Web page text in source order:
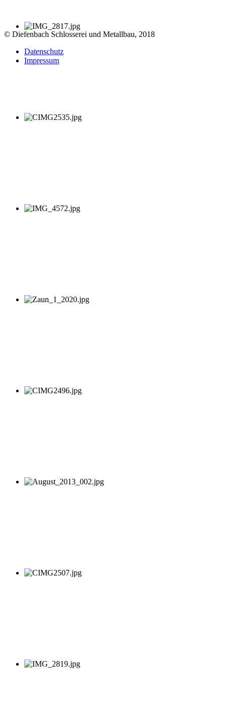
© Diefenbach Schlosserei und Metallbau, 2018
Datenschutz
Impressum